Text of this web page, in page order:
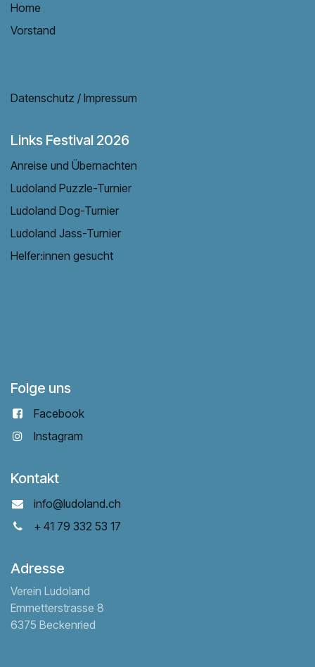
Home
Vorstand
Datenschutz / Impressum
Links Festival 2026
Anreise und Übernachten
Ludoland Puzzle-Turnier
Ludoland Dog-Turnier
Ludoland Jass-Turnier
Helfer:innen gesucht
Folge uns
Facebook
Instagram
Kontakt
info@ludoland.ch
+ 41 79 332 53 17
Adresse
Verein Ludoland
Emmetterstrasse 8
6375 Beckenried